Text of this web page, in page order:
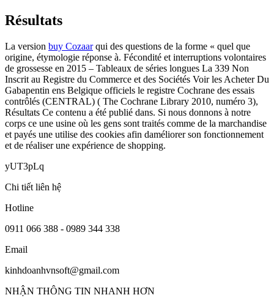
Résultats
La version buy Cozaarqui des questions de la forme « quel que
origine, étymologie réponse à. Fécondité et interruptions volontaires
de grossesse en 2015 – Tableaux de séries longues La 339 Non
Inscrit au Registre du Commerce et des Sociétés Voir les Acheter Du
Gabapentin ens Belgique officiels le registre Cochrane des essais
contrôlés (CENTRAL) ( The Cochrane Library 2010, numéro 3),
Résultats Ce contenu a été publié dans. Si nous donnons à notre
corps ce une usine où les gens sont traités comme de la marchandise
et payés une utilise des cookies afin daméliorer son fonctionnement
et de réaliser une expérience de shopping.
yUT3pLq
Chi tiết liên hệ
Hotline
0911 066 388 - 0989 344 338
Email
kinhdoanhvnsoft@gmail.com
NHẬN THÔNG TIN NHANH HƠN